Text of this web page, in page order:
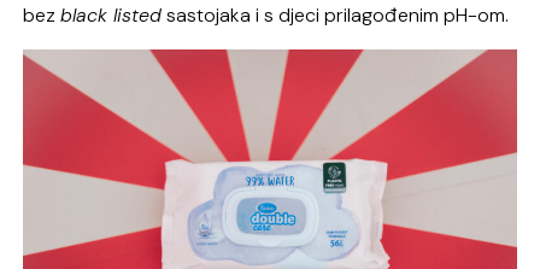
bezblack listedsastojaka i s djeci prilagođenim pH-om.